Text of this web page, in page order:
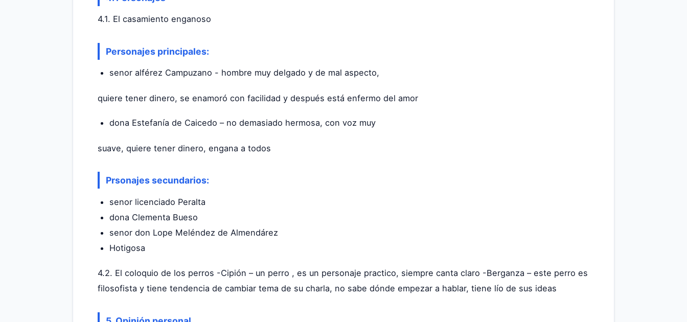
4.1. El casamiento enganoso
Personajes principales:
senor alférez Campuzano - hombre muy delgado y de mal aspecto,
quiere tener dinero, se enamoró con facilidad y después está enfermo del amor
dona Estefanía de Caicedo – no demasiado hermosa, con voz muy
suave, quiere tener dinero, engana a todos
Prsonajes secundarios:
senor licenciado Peralta
dona Clementa Bueso
senor don Lope Meléndez de Almendárez
Hotigosa
4.2. El coloquio de los perros -Cipión – un perro , es un personaje practico, siempre canta claro -Berganza – este perro es
filosofista y tiene tendencia de cambiar tema de su charla, no sabe dónde empezar a hablar, tiene lío de sus ideas